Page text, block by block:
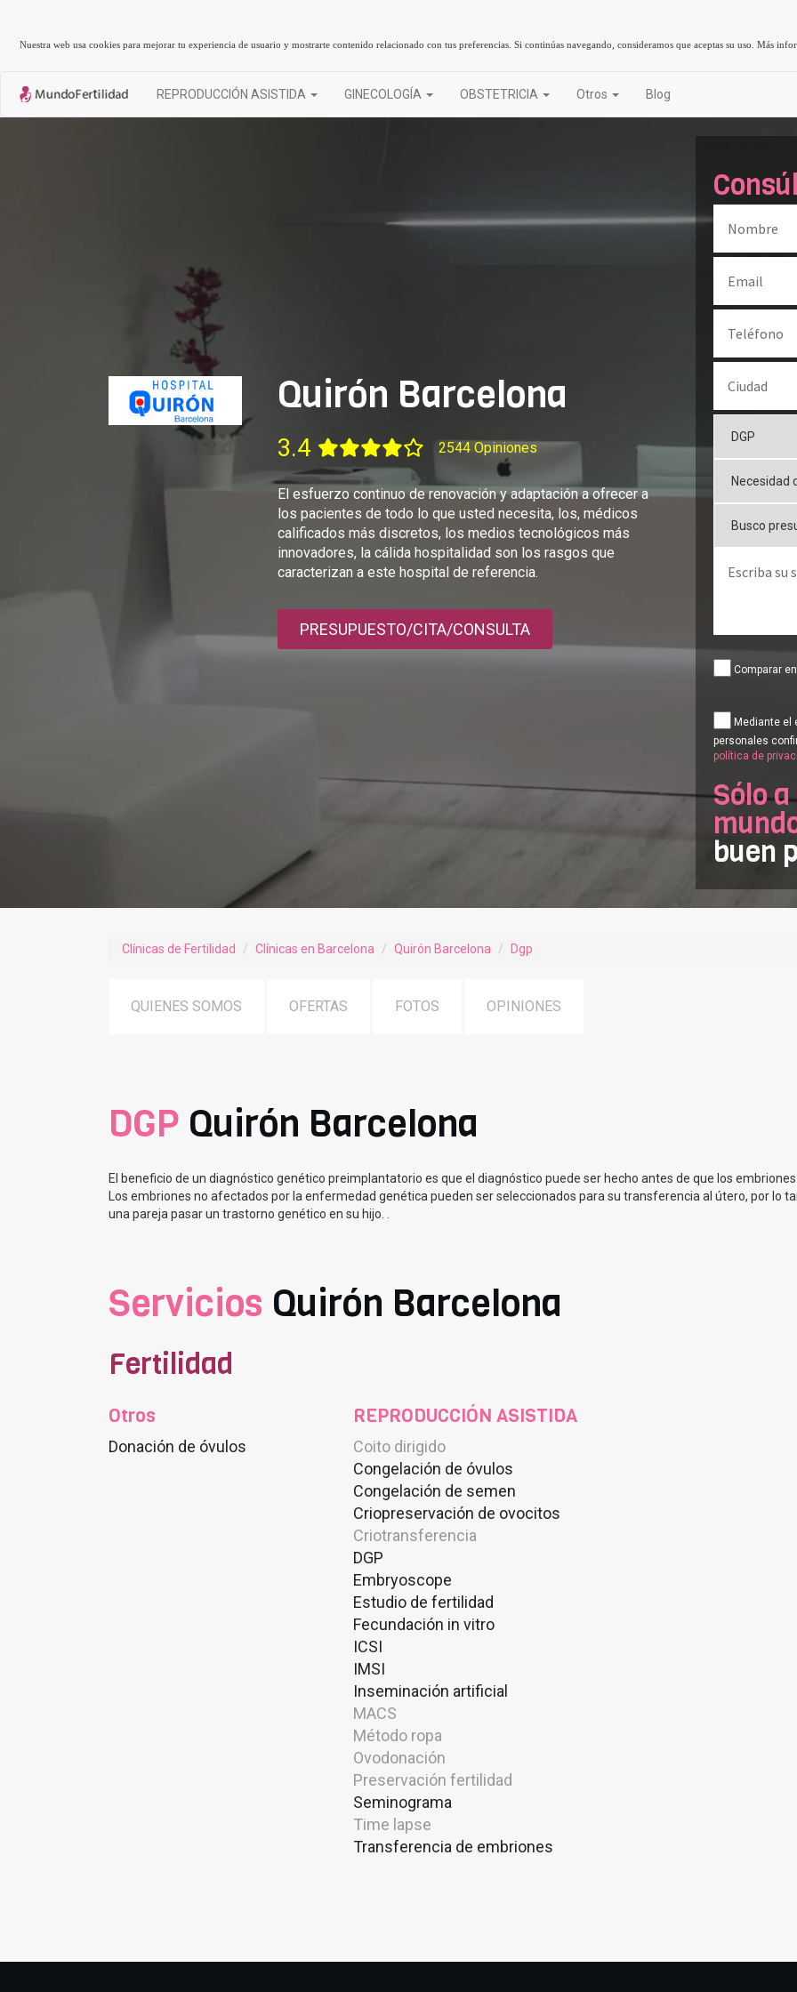
Nuestra web usa cookies para mejorar tu experiencia de usuario y mostrarte contenido relacionado con tus preferencias. Si continúas navegando, consideramos que aceptas su uso.Más
REPRODUCCIÓN ASISTIDA GINECOLOGÍA OBSTETRICIA Otros Blog
Quirón Barcelona
3.4 2544 Opiniones
El esfuerzo continuo de renovación y adaptación a ofrecer a
los pacientes de todo lo que usted necesita, los, médicos
calificados más discretos, los medios tecnológicos más
innovadores, la cálida hospitalidad son los rasgos que
caracterizan a este hospital de referencia.
PRESUPUESTO/CITA/CONSULTA
Comparar
Mediante el
personales
política de
Sólo
buen
Clínicas de Fertilidad Clínicas en Barcelona Quirón Barcelona Dgp
QUIENES SOMOS OFERTAS FOTOS OPINIONES
DGP Quirón Barcelona
El beneficio de un diagnóstico genético preimplantatorio es que el diagnóstico puede ser hecho antes de que los
Los embriones no afectados por la enfermedad genética pueden ser seleccionados para su transferencia al útero, por lo
una pareja pasar un trastorno genético en su hijo. .
Servicios Quirón Barcelona
Fertilidad
Otros
Donación de óvulos
REPRODUCCIÓN ASISTIDA
Coito dirigido
Congelación de óvulos
Congelación de semen
Criopreservación de ovocitos
Criotransferencia
DGP
Embryoscope
Estudio de fertilidad
Fecundación in vitro
ICSI
IMSI
Inseminación artificial
MACS
Método ropa
Ovodonación
Preservación fertilidad
Seminograma
Time lapse
Transferencia de embriones